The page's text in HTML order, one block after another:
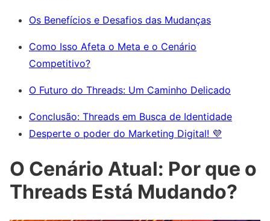
Os Benefícios e Desafios das Mudanças
Como Isso Afeta o Meta e o Cenário
Competitivo?
O Futuro do Threads: Um Caminho Delicado
Conclusão: Threads em Busca de Identidade
Desperte o poder do Marketing Digital! 💜
O Cenário Atual: Por que o
Threads Está Mudando?